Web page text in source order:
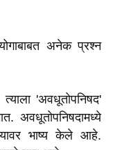
अनेक प्रश्न
त्याला 'अवधूतोपनिषद'
अवधूतोपनिषदामध्ये
भाष्य केले आहे.